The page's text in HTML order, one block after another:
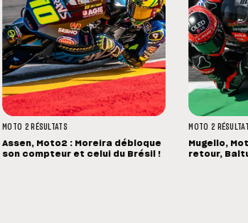
MOTO 2 RÉSULTATS
Assen, Moto2 : Moreira débloque
son compteur et celui du Brésil !
MOTO 2
Mugello,
retour,